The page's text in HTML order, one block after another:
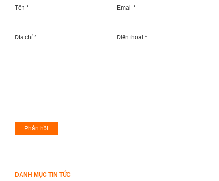
Tên *
Email *
Địa chỉ * Điện thoại *
DANH MỤC TIN TỨC